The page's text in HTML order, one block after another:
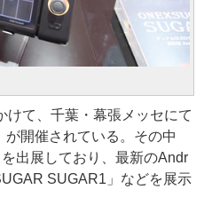
て、千葉・幕張メッセにて
が開催されている。その中
出展しており、最新のAndr
SUGAR1」などを展示